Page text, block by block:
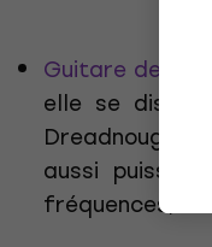
Guitare de
elle se
Dreadnought
aussi
fréquences,